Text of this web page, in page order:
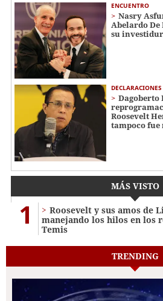
ENCUENTRO
Nasry
Abelardo
su
DECLARACIONES
Dagoberto
Roosevelt
tampoco
MÁS VISTO
1
Roosevelt y sus amos de
manejando los hilos en los
Temis
TRENDING